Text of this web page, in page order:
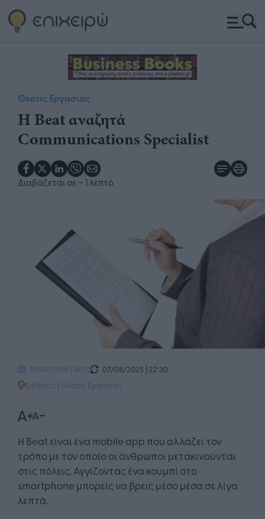
Θέσεις Εργασίας
H Beat αναζητά
Communications Specialist
Διαβάζεται σε ~ 1 λεπτό
10/09/2018 | 14:20
07/08/2025 | 22:30
Ειδήσεις | Θέσεις Εργασίας
Η Beat είναι ένα mobile app που αλλάζει τον
τρόπο με τον οποίο οι άνθρωποι μετακινούνται
στις πόλεις. Αγγίζοντας ένα κουμπί στο
smartphone μπορείς να βρεις μέσο μέσα σε λίγα
λεπτά.